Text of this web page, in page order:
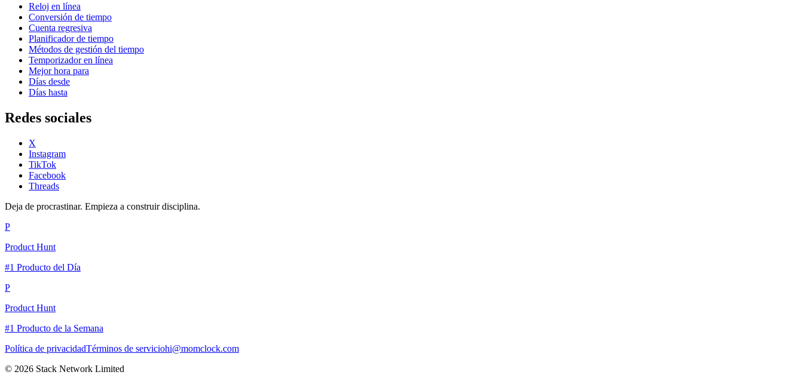
Reloj en línea
Conversión de tiempo
Cuenta regresiva
Planificador de tiempo
Métodos de gestión del tiempo
Temporizador en línea
Mejor hora para
Días desde
Días hasta
Redes sociales
X
Instagram
TikTok
Facebook
Threads
Deja de procrastinar. Empieza a construir disciplina.
P
Product Hunt
#1 Producto del Día
P
Product Hunt
#1 Producto de la Semana
Política de privacidadTérminos de serviciohi@momclock.com
© 2026 Stack Network Limited